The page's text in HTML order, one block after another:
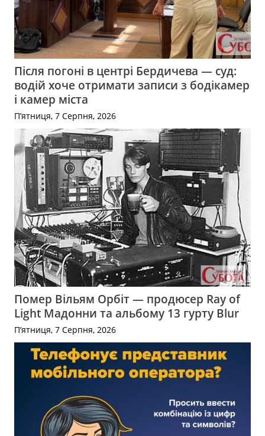
Після погоні в центрі Бердичева — суд:
водій хоче отримати записи з бодікамер
і камер міста
П’ятниця, 7 Серпня, 2026
Помер Вільям Орбіт — продюсер Ray of
Light Мадонни та альбому 13 гурту Blur
П’ятниця, 7 Серпня, 2026